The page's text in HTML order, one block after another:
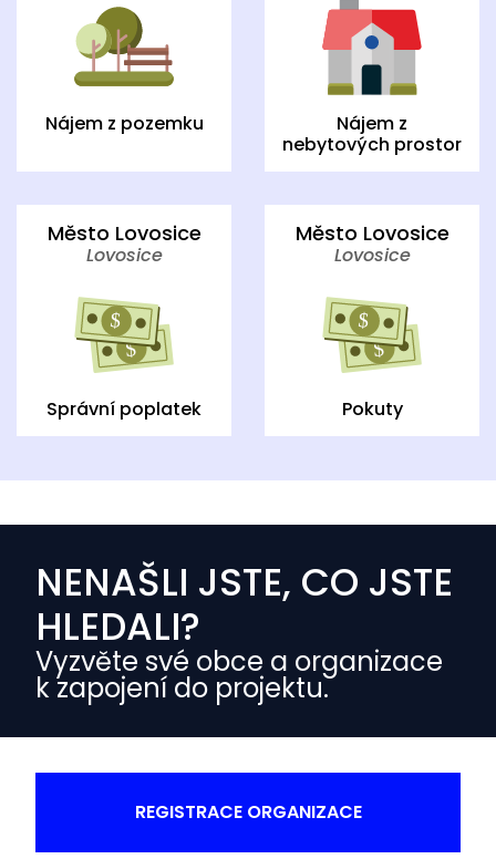
Nájem z pozemku
Nájem z
nebytových prostor
Město Lovosice
Lovosice
Správní poplatek
Město Lovosice
Lovosice
Pokuty
NENAŠLI JSTE, CO JSTE
HLEDALI?
Vyzvěte své obce a organizace
k zapojení do projektu.
REGISTRACE ORGANIZACE